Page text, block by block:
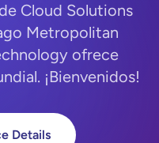
Cloud Solutions
Metropolitan
ofrece
¡Bienvenidos!
Details